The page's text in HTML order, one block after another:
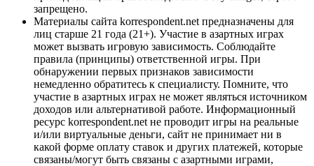
запрещено.
Материалы сайта korrespondent.net предназначены для
лиц старше 21 года (21+). Участие в азартных играх
может вызвать игровую зависимость. Соблюдайте
правила (принципы) ответственной игры. При
обнаружении первых признаков зависимости
немедленно обратитесь к специалисту. Помните, что
участие в азартных играх не может являться источником
доходов или альтернативой работе. Информационный
ресурс korrespondent.net не проводит игры на реальные
и/или виртуальные деньги, сайт не принимает ни в
какой форме оплату ставок и других платежей, которые
связаны/могут быть связаны с азартными играми,